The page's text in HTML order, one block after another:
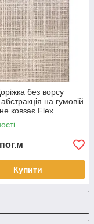
без ворсу
на гумовій
ковзає Flex
Купити